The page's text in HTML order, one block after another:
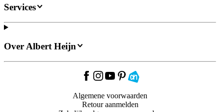
Services
Over Albert Heijn
Algemene voorwaarden
Retour aanmelden